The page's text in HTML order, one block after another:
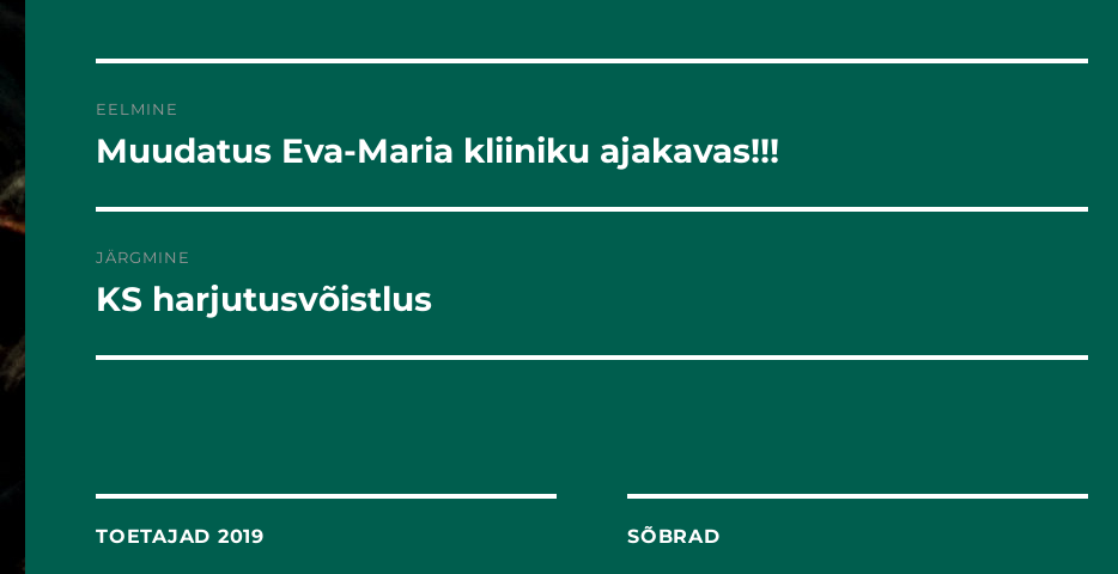
EELMINE
Eelmine
Muudatus Eva-Maria kliiniku ajakavas!!!
JÄRGMINE
Järgmine
KS harjutusvõistlus
TOETAJAD 2019 SÕBRAD